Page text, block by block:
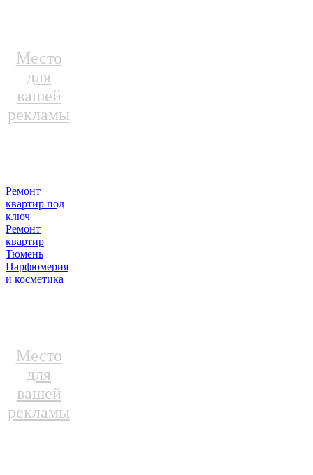
Место
для
вашей
рекламы
Ремонт
квартир под
ключ
Ремонт
квартир
Тюмень
Парфюмерия
и косметика
Место
для
вашей
рекламы